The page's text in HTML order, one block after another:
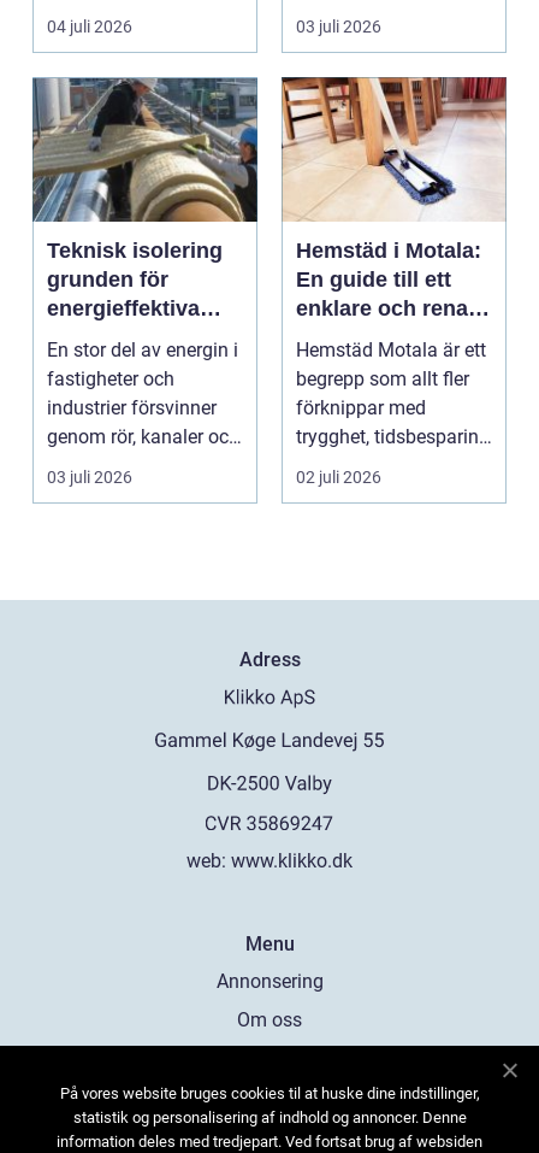
e...
04 juli 2026
att tiden, o...
03 juli 2026
Teknisk isolering
grunden för
energieffektiva
och säkra
byggnader
En stor del av energin i
fastigheter och
industrier försvinner
genom rör, kanaler och
tekniska insta...
03 juli 2026
Hemstäd i Motala:
En guide till ett
enklare och renare
vardagsliv
Hemstäd Motala är ett
begrepp som allt fler
förknippar med
trygghet, tidsbesparing
oc...
02 juli 2026
Adress
web: www.klikko.dk
Menu
Annonsering
Om oss
Kontakta oss
Sitemap
På vores website bruges cookies til at huske dine indstillinger,
statistik og personalisering af indhold og annoncer. Denne
information deles med tredjepart. Ved fortsat brug af websiden